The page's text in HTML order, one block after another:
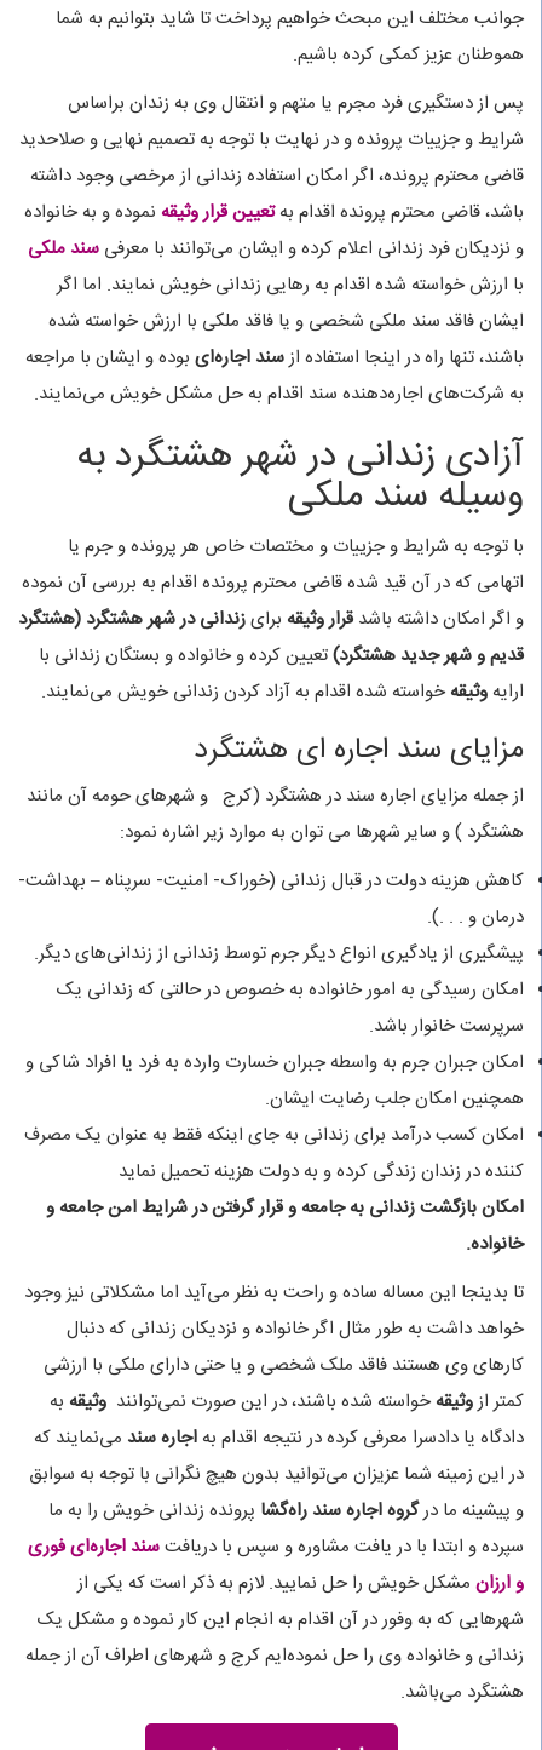
جوانب مختلف این مبحث خواهیم پرداخت تا شاید بتوانیم به شما
هموطنان عزیز کمکی کرده باشیم.
پس از دستگیری فرد مجرم یا متهم و انتقال وی به زندان براساس
شرایط و جزییات پرونده و در نهایت با توجه به تصمیم نهایی و صلاحدید
قاضی محترم پرونده، اگر امکان استفاده زندانی از مرخصی وجود داشته
باشد، قاضی محترم پرونده اقدام بهتعیینقرار وثیقه نموده و به خانواده
و نزدیکان فرد زندانی اعلام کرده و ایشان می‌توانند با معرفی سند ملکی
با ارزش خواسته شده اقدام به رهایی زندانی خویش نمایند. اما اگر
ایشان فاقد سند ملکی شخصی و یا فاقد ملکی با ارزش خواسته شده
باشند، تنها راه در اینجا استفاده ازسند اجاره‌ای بوده و ایشان با مراجعه
به شرکت‌های اجاره‌دهنده سند اقدام به حل مشکل خویش می‌نمایند.
آزادی زندانی در شهر هشتگرد به
وسیله سند ملکی
با توجه به شرایط و جزییات و مختصات خاص هر پرونده و جرم یا
اتهامی که در آن قید شده قاضی محترم پرونده اقدام به بررسی آن نموده
و اگر امکان داشته باشد قرار وثیقه برایزندانی در شهر هشتگرد (هشتگرد
قدیم و شهر جدید هشتگرد)تعیین کرده و خانواده و بستگان زندانی با
ارایه وثیقه خواسته شده اقدام به آزاد کردن زندانی خویش می‌نمایند.
مزایای سند اجاره ای هشتگرد
از جمله مزایای اجاره سند در هشتگرد (کرج و شهرهای حومه آن مانند
هشتگرد ) و سایر شهرها می توان به موارد زیر اشاره نمود:
کاهش هزینه دولت در قبال زندانی (خوراک- امنیت- سرپناه – بهداشت-
درمان و . . .).
پیشگیری از یادگیری انواع دیگر جرم توسط زندانی از زندانی‌های دیگر.
امکان رسیدگی به امور خانواده به خصوص در حالتی که زندانی یک
سرپرست خانوار باشد.
امکان جبران جرم به واسطه جبران خسارت وارده به فرد یا افراد شاکی و
همچنین امکان جلب رضایت ایشان.
امکان کسب درآمد برای زندانی به جای اینکه فقط به عنوان یک مصرف
کننده در زندان زندگی کرده و به دولت هزینه تحمیل نماید
امکان بازگشت زندانی به جامعه و قرار گرفتن در شرایط امن جامعه و
خانواده.
تا بدینجا این مساله ساده و راحت به نظر می‌آید اما مشکلاتی نیز وجود
خواهد داشت به طور مثال اگر خانواده و نزدیکان زندانی که دنبال
کارهای وی هستند فاقد ملک شخصی و یا حتی دارای ملکی با ارزشی
کمتر ازوثیقه خواسته شده باشند، در این صورت نمی‌توانند وثیقه به
دادگاه یا دادسرا معرفی کرده در نتیجه اقدام به اجاره سند می‌نمایند که
در این زمینه شما عزیزان می‌توانید بدون هیچ نگرانی با توجه به سوابق
و پیشینه ما درگروه اجاره سند راه‌گشا پرونده زندانی خویش را به ما
سپرده و ابتدا با در یافت مشاوره و سپس با دریافتسند اجاره‌ای فوری
و ارزان مشکل خویش را حل نمایید. لازم به ذکر است که یکی از
شهرهایی که به وفور در آن اقدام به انجام این کار نموده و مشکل یک
زندانی و خانواده وی را حل نموده‌ایم کرج و شهرهای اطراف آن از جمله
هشتگرد می‌باشد.